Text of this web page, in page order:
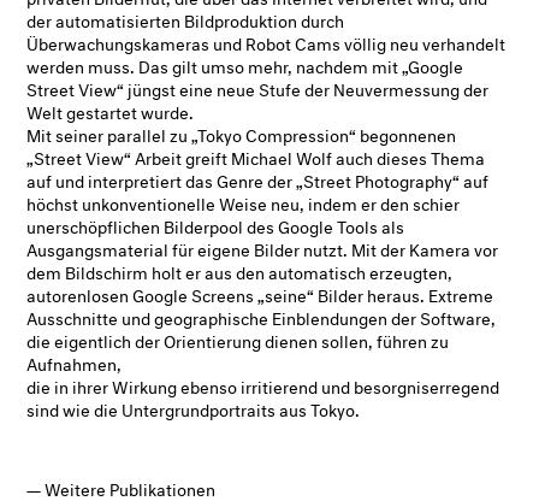
der automatisierten Bildproduktion durch
Überwachungskameras und Robot Cams völlig neu verhandelt
werden muss. Das gilt umso mehr, nachdem mit „Google
Street View“ jüngst eine neue Stufe der Neuvermessung der
Welt gestartet wurde.
Mit seiner parallel zu „Tokyo Compression“ begonnenen
„Street View“ Arbeit greift Michael Wolf auch dieses Thema
auf und interpretiert das Genre der „Street Photography“ auf
höchst unkonventionelle Weise neu, indem er den schier
unerschöpflichen Bilderpool des Google Tools als
Ausgangsmaterial für eigene Bilder nutzt. Mit der Kamera vor
dem Bildschirm holt er aus den automatisch erzeugten,
autorenlosen Google Screens „seine“ Bilder heraus. Extreme
Ausschnitte und geographische Einblendungen der Software,
die eigentlich der Orientierung dienen sollen, führen zu
Aufnahmen,
die in ihrer Wirkung ebenso irritierend und besorgniserregend
sind wie die Untergrundportraits aus Tokyo.
Weitere Publikationen